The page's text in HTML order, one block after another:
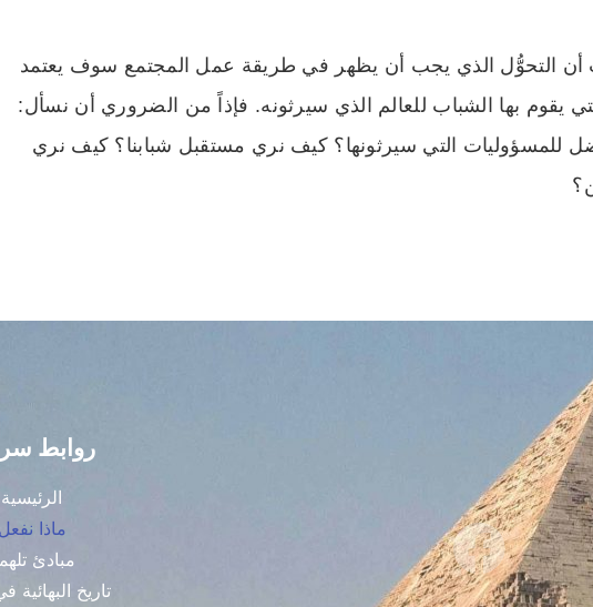
أن التحوُّل الذي يجب أن يظهر في طريقة عمل المجتمع سوف يعتمد
يقوم بها الشباب للعالم الذي سيرثونه. فإذاً من الضروري أن نسأل:
للمسؤوليات التي سيرثونها؟ كيف نري مستقبل شبابنا؟ كيف نري
روابط
الرئيسية
ماذا نفعل
مبادئ
تاريخ